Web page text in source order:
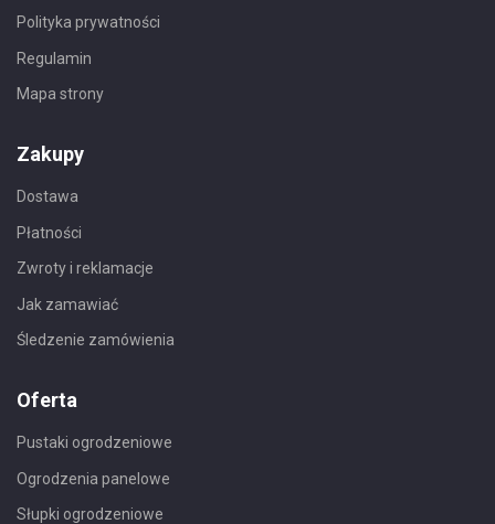
Polityka prywatności
Regulamin
Mapa strony
Zakupy
Dostawa
Płatności
Zwroty i reklamacje
Jak zamawiać
Śledzenie zamówienia
Oferta
Pustaki ogrodzeniowe
Ogrodzenia panelowe
Słupki ogrodzeniowe